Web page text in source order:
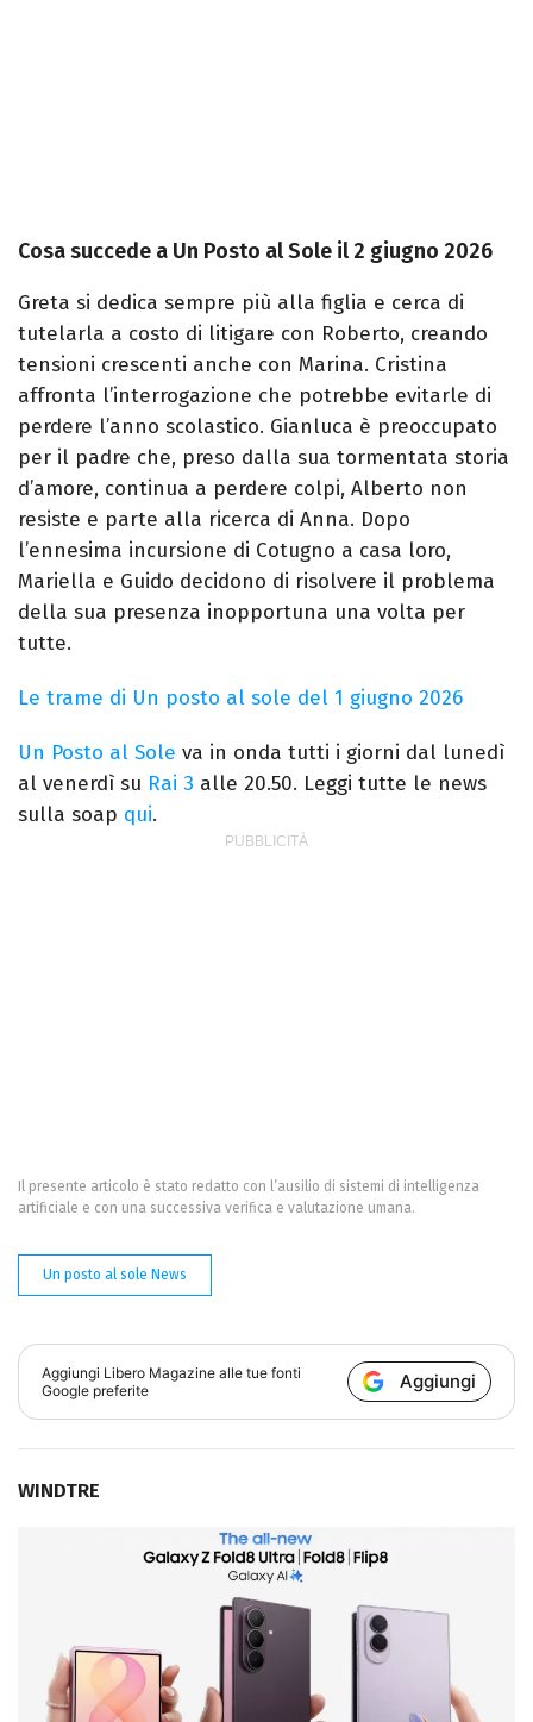
Cosa succede a Un Posto al Sole il 2 giugno 2026
Greta si dedica sempre più alla figlia e cerca di
tutelarla a costo di litigare con Roberto, creando
tensioni crescenti anche con Marina. Cristina
affronta l’interrogazione che potrebbe evitarle di
perdere l’anno scolastico. Gianluca è preoccupato
per il padre che, preso dalla sua tormentata storia
d’amore, continua a perdere colpi, Alberto non
resiste e parte alla ricerca di Anna. Dopo
l’ennesima incursione di Cotugno a casa loro,
Mariella e Guido decidono di risolvere il problema
della sua presenza inopportuna una volta per
tutte.
Le trame di Un posto al sole del 1 giugno 2026
Un Posto al Sole va in onda tutti i giorni dal lunedì
al venerdì su Rai 3 alle 20.50. Leggi tutte le news
sulla soap qui.
Il presente articolo è stato redatto con l’ausilio di sistemi di intelligenza
artificiale e con una successiva verifica e valutazione umana.
Un posto al sole News
Aggiungi Libero Magazine alle tue fonti
Google preferite
Aggiungi
WINDTRE